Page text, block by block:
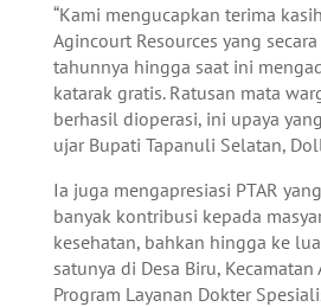
“Kami mengucapkan terima
Agincourt Resources yang
tahunnya hingga saat ini
katarak gratis. Ratusan mata
berhasil dioperasi, ini upaya
ujar Bupati Tapanuli Selatan,
Ia juga mengapresiasi PTAR
banyak kontribusi kepada
kesehatan, bahkan hingga ke
satunya di Desa Biru,
Program Layanan Dokter